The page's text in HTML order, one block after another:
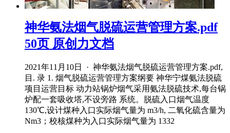
神华氨法烟气脱硫运营管理方案.pdf
50页 原创力文档
2021年11月10日 · 神华氨法烟气脱硫运营管理方案.pdf,
目. 录 1. 烟气脱硫运营管理方案纲要 神华宁煤氨法脱硫
项目运营目标 动力站锅炉烟气采用氨法脱硫技术,每台锅
炉配一套吸收塔,不设旁路 系统。脱硫入口烟气温度
130℃,设计煤种入口实际烟气量为 m3/h, 二氧化硫含量为
Nm3；校核煤种为入口实际烟气量为 1332